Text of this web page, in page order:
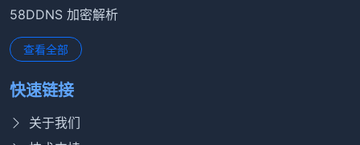
58DDNS 加密解析
查看全部
快速链接
关于我们